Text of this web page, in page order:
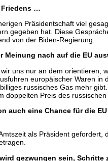
Friedens …
Präsidentschaft viel
gegeben hat. Diese
von der Biden-Regierung.
Meinung nach auf die EU
uns nur an dem orientieren,
europäischer Waren
russisches Gas mehr
doppelten Preis des
auch eine Chance für die
als Präsident
gezwungen sein,